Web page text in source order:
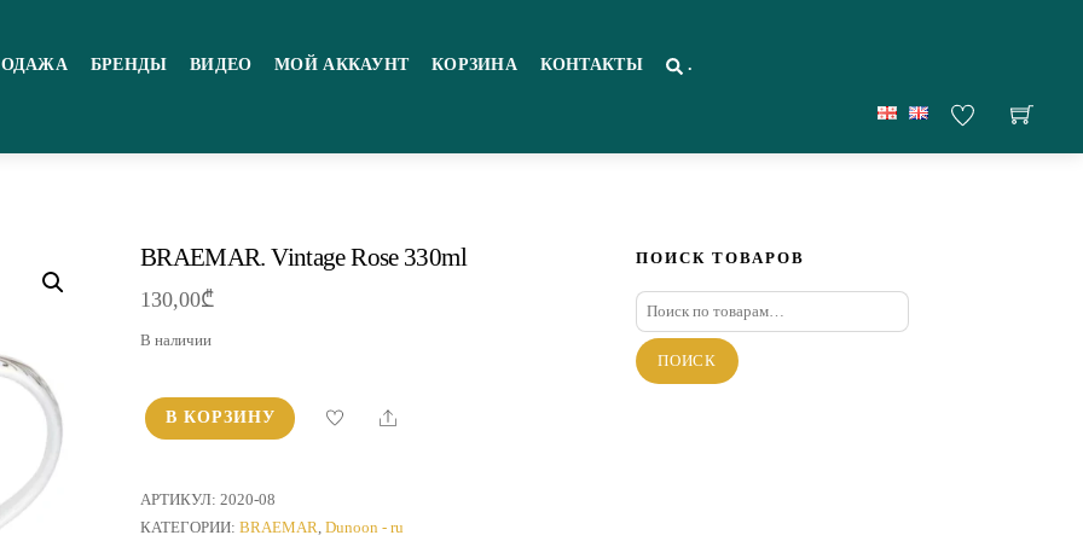
БРЕНДЫ ВИДЕО МОЙ АККАУНТ КОРЗИНА КОНТАКТЫ .
BRAEMAR. Vintage Rose 330ml
130,00₾
В наличии
Количество
В КОРЗИНУ Share
АРТИКУЛ: 2020-08
КАТЕГОРИИ: BRAEMAR Dunoon - ru
ПОИСК ТОВАРОВ
Искать:
ПОИСК